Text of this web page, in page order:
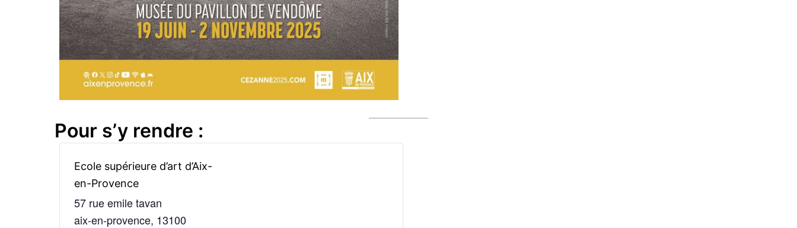
Pour s’y rendre :
Ecole supérieure d’art d’Aix-
en-Provence
57 rue emile tavan
aix-en-provence, 13100